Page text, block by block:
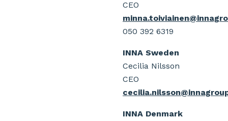
CEO
050 392 6319
INNA Sweden
Cecilia Nilsson
CEO
ce
INNA Denmark